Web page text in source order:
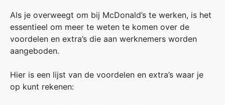
Als je overweegt om bij McDonald’s te werken, is het
essentieel om meer te weten te komen over de
voordelen en extra’s die aan werknemers worden
aangeboden.
Hier is een lijst van de voordelen en extra’s waar je
op kunt rekenen: